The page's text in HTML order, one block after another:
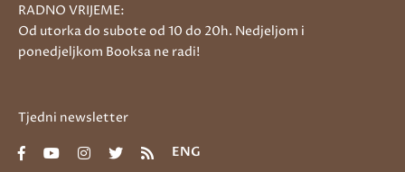
RADNO VRIJEME:
Od utorka do subote od 10 do 20h. Nedjeljom i
ponedjeljkom Booksa ne radi!
Tjedni newsletter
ENG